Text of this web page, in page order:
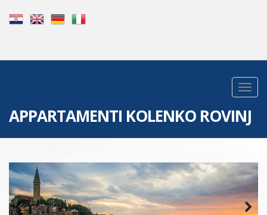
APPARTAMENTI KOLENKO ROVINJ